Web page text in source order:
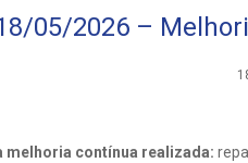
05/2026 –
melhoria contínua realizada: